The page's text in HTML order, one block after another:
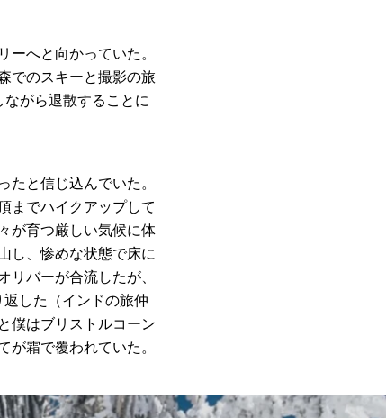
へと向かっていた。
でのスキーと撮影の旅
がら退散することに
と信じ込んでいた。
までハイクアップして
が育つ厳しい気候に体
し、惨めな状態で床に
バーが合流したが、
した（インドの旅仲
僕はブリストルコーン
霜で覆われていた。